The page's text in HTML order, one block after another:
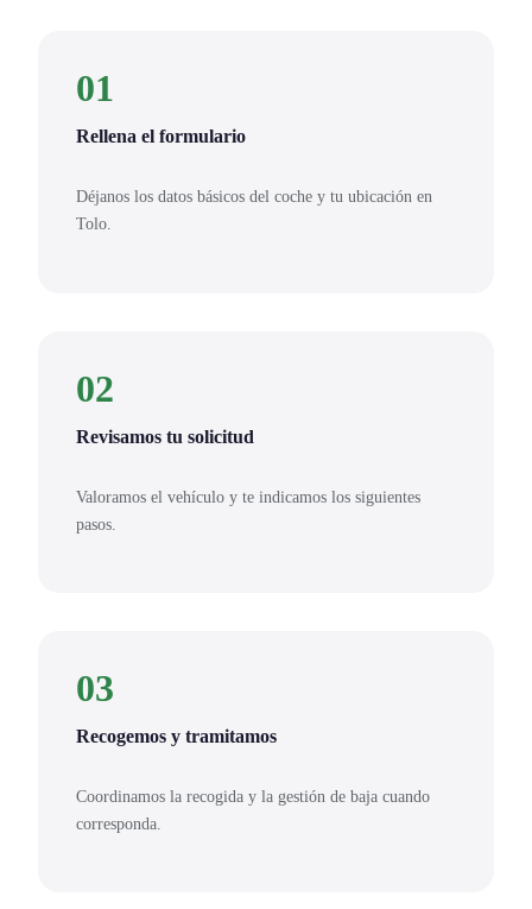
01
Rellena el formulario
Déjanos los datos básicos del coche y tu ubicación en
Tolo.
02
Revisamos tu solicitud
Valoramos el vehículo y te indicamos los siguientes
pasos.
03
Recogemos y tramitamos
Coordinamos la recogida y la gestión de baja cuando
corresponda.